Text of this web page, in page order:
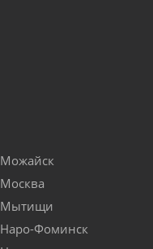
Можайск
Москва
Мытищи
Наро-Фоминск